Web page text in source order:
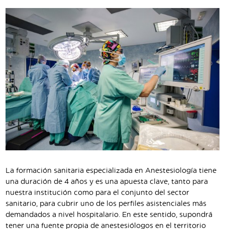
La formación sanitaria especializada en Anestesiología tiene
una duración de 4 años y es una apuesta clave, tanto para
nuestra institución como para el conjunto del sector
sanitario, para cubrir uno de los perfiles asistenciales más
demandados a nivel hospitalario. En este sentido, supondrá
tener una fuente propia de anestesiólogos en el territorio